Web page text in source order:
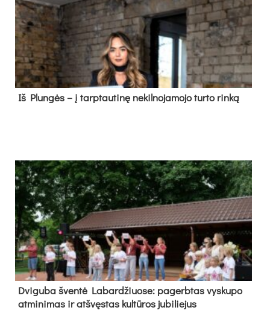
Iš Plungės – į tarptautinę nekilnojamojo turto rinką
Dvi­gu­ba šven­tė La­bar­džiuo­se: pa­gerb­tas vys­ku­po
at­mi­ni­mas ir at­švęs­tas kul­tū­ros ju­bi­lie­jus